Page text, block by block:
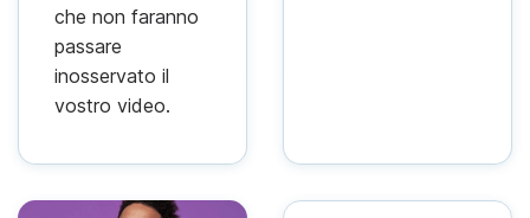
che non faranno
passare
inosservato il
vostro video.